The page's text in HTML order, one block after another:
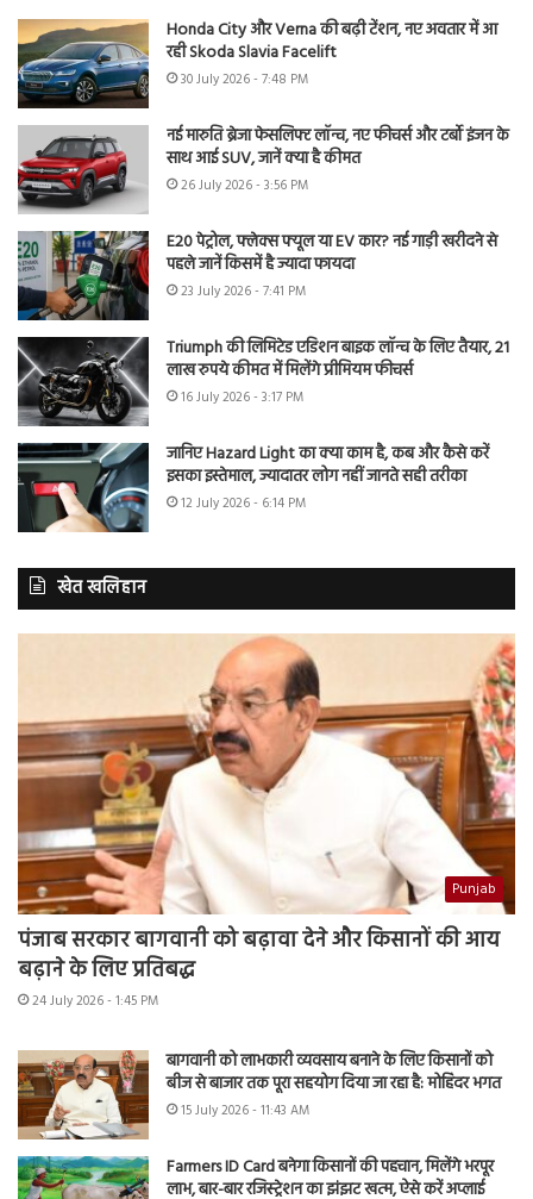
Honda City और Verna की बढ़ी टेंशन, नए अवतार में आ
रही Skoda Slavia Facelift
30 July 2026 - 7:48 PM
नई मारुति ब्रेजा फेसलिफ्ट लॉन्च, नए फीचर्स और टर्बो इंजन के
साथ आई SUV, जानें क्या है कीमत
26 July 2026 - 3:56 PM
E20 पेट्रोल, फ्लेक्स फ्यूल या EV कार? नई गाड़ी खरीदने से
पहले जानें किसमें है ज्यादा फायदा
23 July 2026 - 7:41 PM
Triumph की लिमिटेड एडिशन बाइक लॉन्च के लिए तैयार, 21
लाख रुपये कीमत में मिलेंगे प्रीमियम फीचर्स
16 July 2026 - 3:17 PM
जानिए Hazard Light का क्या काम है, कब और कैसे करें
इसका इस्तेमाल, ज्यादातर लोग नहीं जानते सही तरीका
12 July 2026 - 6:14 PM
खेत खलिहान
Punjab
पंजाब सरकार बागवानी को बढ़ावा देने और किसानों की आय
बढ़ाने के लिए प्रतिबद्ध
24 July 2026 - 1:45 PM
बागवानी को लाभकारी व्यवसाय बनाने के लिए किसानों को
बीज से बाजार तक पूरा सहयोग दिया जा रहा है: मोहिंदर भगत
15 July 2026 - 11:43 AM
Farmers ID Card बनेगा किसानों की पहचान, मिलेंगे भरपूर
लाभ, बार-बार रजिस्ट्रेशन का झंझट खत्म, ऐसे करें अप्लाई